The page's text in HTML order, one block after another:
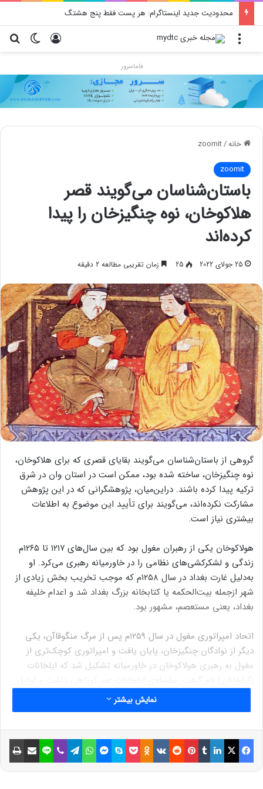
محدودیت جدید اینستاگرام: هر پست فقط پنج هشتگ
تغییر ورود منو
فاماسرور
خانه/
zoomit
zoomit
باستان‌شناسان می‌گویند قصر
هلاکوخان، نوه چنگیزخان را پیدا
کرده‌اند
25 جولای 2022 25 زمان تقریبی مطالعه 2 دقیقه
گروهی از باستان‌شناسان می‌گویند بقایای قصری که برای هلاکوخان،
نوه چنگیزخان، ساخته شده بود، ممکن است در استان وان در شرق
ترکیه پیدا کرده باشند. دراین‌میان، پژوهشگرانی که در این پژوهش
مشارکت نکرده‌اند، می‌گویند برای تأیید این موضوع به اطلاعات
بیشتری نیاز است.
هولاکوخان یکی از رهبران مغول بود که بین سال‌های ۱۲۱۷ تا ۱۲۶۵م
زندگی و لشکرکشی‌های نظامی را در خاورمیانه رهبری می‌کرد. او
به‌دلیل غارت بغداد در سال ۱۲۵۸م که موجب تخریب بخش زیادی از
شهر ازجمله بیت‌الحکمه یا کتابخانه بزرگ بغداد شد و اعدام خلیفه
بغداد، یعنی مستعصم، مشهور بود.
اتحاد امپراتوری مغول در سال ۱۲۵۹م پس از مرگ منگوقاآن، یکی
دیگر از نوادگان چنگیزخان، پایان یافت و امپراتوری کوچک‌تری از
مغول به رهبری هولاکوخان در خاورمیانه تشکیل شد که ایلخانات
شد.
سوابق تاریخی به یک کاخ و پایتخت تابستانی در این منطقه اشاره
می‌کنند؛ اما مکان دقیق آن را مشخص نمی‌کنند. کاوش‌های یک کاخ
ادامه دارد؛ ولی به‌نظر می‌رسد به‌شدت غارت شده باشد. با وجود غارت،
نمایش بیشتر
فیسبوک ایکس لینکداین تامبلر پینتریست Reddit
VKontakte
Odnoklassniki پاکت اسکایپ مسنجر واتس آپ تلگرام وایبر لاین اشتراک گذاری با ایمیل